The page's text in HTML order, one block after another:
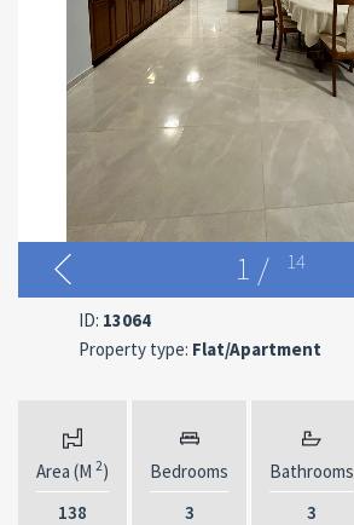
1 / 14
ID: 13064
Property type: Flat/Apartment
Area (M 2)
138
Bedrooms
3
Bathrooms
3